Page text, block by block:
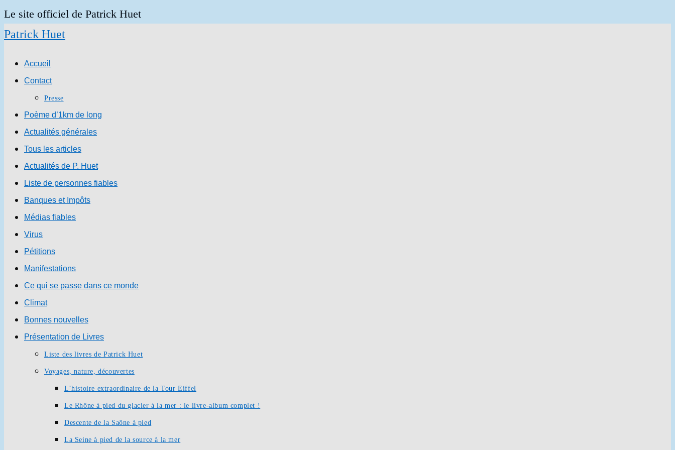
Skip
to
Le site officiel de Patrick Huet
Patrick Huet
Accueil
Contact
Presse
Poème d’1km de long
Actualités générales
Tous les articles
Actualités de P. Huet
Liste de personnes fiables
Banques et Impôts
Médias fiables
Virus
Pétitions
Manifestations
Ce qui se passe dans ce monde
Climat
Bonnes nouvelles
Présentation de Livres
Liste des livres de Patrick Huet
Voyages, nature, découvertes
L’histoire extraordinaire de la Tour Eiffel
Le Rhône à pied du glacier à la mer : le livre-album complet !
Descente de la Saône à pied
La Seine à pied de la source à la mer